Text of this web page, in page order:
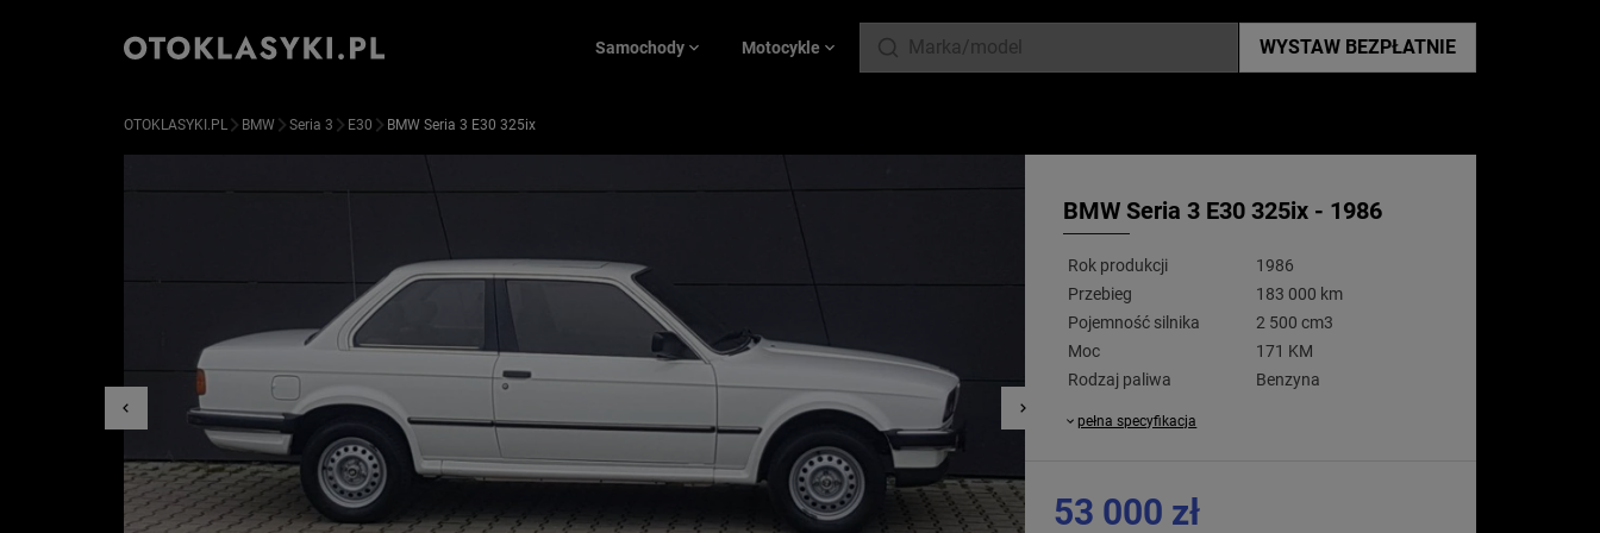
Samochody Motocykle WYSTAW BEZPŁATNIE
OTOKLASYKI.PL BMW Seria 3 E30 BMW Seria 3 E30 325ix
BMW Seria 3 E30 325ix - 1986
Rok produkcji
1986
Przebieg
183 000 km
Pojemność silnika
2 500 cm3
Moc
171 KM
Rodzaj paliwa
Benzyna
pełna specyfikacja
53 000 zł